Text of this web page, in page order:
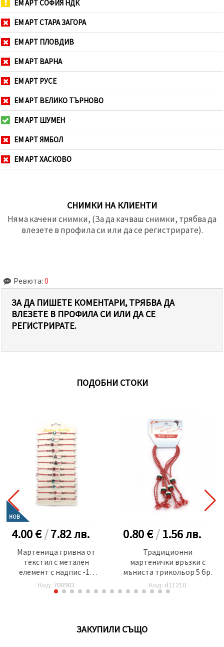
ЕМ АРТ СОФИЯ НДК
ЕМ АРТ СТАРА ЗАГОРА
ЕМ АРТ ПЛОВДИВ
ЕМ АРТ ВАРНА
ЕМ АРТ РУСЕ
ЕМ АРТ ВЕЛИКО ТЪРНОВО
ЕМ АРТ ШУМЕН
ЕМ АРТ ЯМБОЛ
ЕМ АРТ ХАСКОВО
СНИМКИ НА КЛИЕНТИ
Няма качени снимки, (За да качваш снимки, трябва да
влезете в профила си или да се регистрирате).
Ревюта: 0
ЗА ДА ПИШЕТЕ КОМЕНТАРИ, ТРЯБВА ДА
ВЛЕЗЕТЕ В ПРОФИЛА СИ ИЛИ ДА СЕ
РЕГИСТРИРАТЕ.
ПОДОБНИ СТОКИ
НОВ
4.00 €/7.82лв.
Мартеница гривна от
текстил с метален
елемент с надпис -12
броя
Код: 700903
0.80 €/1.56лв.
Традиционни
мартенички връзки с
мъниста трикольор 5 бр.
Код: d11210
ЗАКУПИЛИ СЪЩО